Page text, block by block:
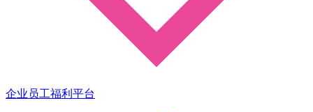
企业员工福利平台